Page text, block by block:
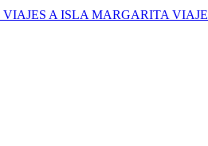
VIAJES A ISLA MARGARITA